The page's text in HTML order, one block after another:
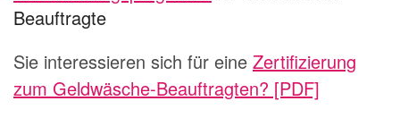
Beauftragte
Sie interessieren sich für eine Zertifizierung
zum Geldwäsche-Beauftragten? [PDF]